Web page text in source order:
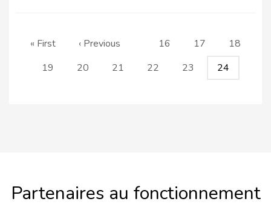
Première
« First Page
‹ Previous Page
16 Page
17 Page
18
Page
19 Page
20 Page
21 Page
22 Page
23 Page
24
Partenaires au fonctionnement